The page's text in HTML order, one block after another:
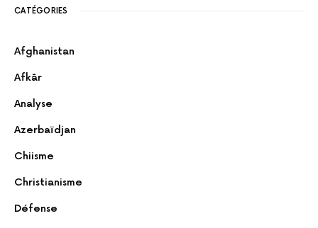
CATÉGORIES
Afghanistan
Afkār
Analyse
Azerbaïdjan
Chiisme
Christianisme
Défense